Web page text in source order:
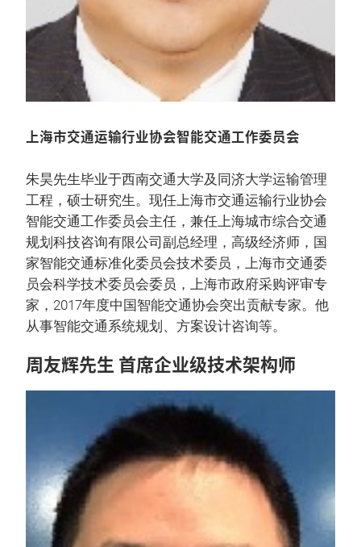
上海市交通运输行业协会智能交通工作委员会
朱昊先生毕业于西南交通大学及同济大学运输管理
工程，硕士研究生。现任上海市交通运输行业协会
智能交通工作委员会主任，兼任上海城市综合交通
规划科技咨询有限公司副总经理，高级经济师，国
家智能交通标准化委员会技术委员，上海市交通委
员会科学技术委员会委员，上海市政府采购评审专
家，2017年度中国智能交通协会突出贡献专家。他
从事智能交通系统规划、方案设计咨询等。
周友辉先生 首席企业级技术架构师